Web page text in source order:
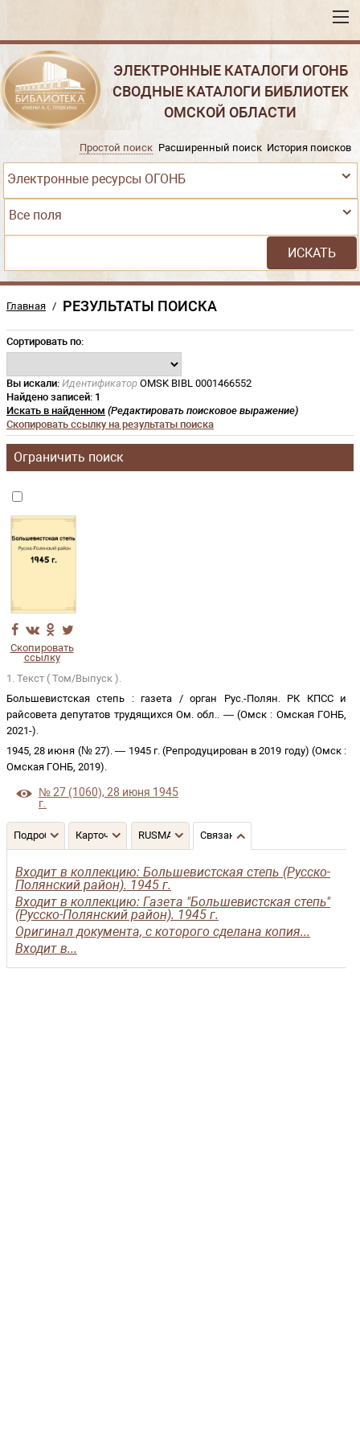
ЭЛЕКТРОННЫЕ КАТАЛОГИ ОГОНБ
СВОДНЫЕ КАТАЛОГИ БИБЛИОТЕК
ОМСКОЙ ОБЛАСТИ
Электронные ресурсы ОГОНБ
Простой поиск Расширенный поиск История поисков
Все поля
Главная / РЕЗУЛЬТАТЫ ПОИСКА
Сортировать по:
Вы искали: Идентификатор OMSK BIBL 0001466552
Найдено записей: 1
Искать в найденном (Редактировать поисковое выражение)
Скопировать ссылку на результаты поиска
Ограничить поиск
Скопировать
ссылку
1. Текст ( Том/Выпуск ).
Большевистская степь
: газета / орган Рус.-Полян. РК КПСС и
райсовета депутатов трудящихся Ом. обл.. — (Омск : Омская ГОНБ,
2021-).
1945, 28 июня (№ 27). — 1945 г. (Репродуцирован в 2019 году) (Омск :
Омская ГОНБ, 2019).
№ 27 (1060), 28 июня 1945
г.
Подробнее Карточка RUSMARC Связанные записи
Входит в коллекцию: Большевистская степь (Русско-
Полянский район). 1945 г.
Входит в коллекцию: Газета "Большевистская степь"
(Русско-Полянский район). 1945 г.
Оригинал документа, с которого сделана копия...
Входит в...